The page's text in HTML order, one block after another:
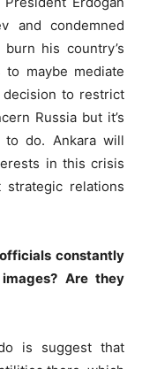
and condemned
his country’s
maybe mediate
to restrict
Russia but it’s
to do. Ankara will
in this crisis
relations
constantly
Are they
is suggest that